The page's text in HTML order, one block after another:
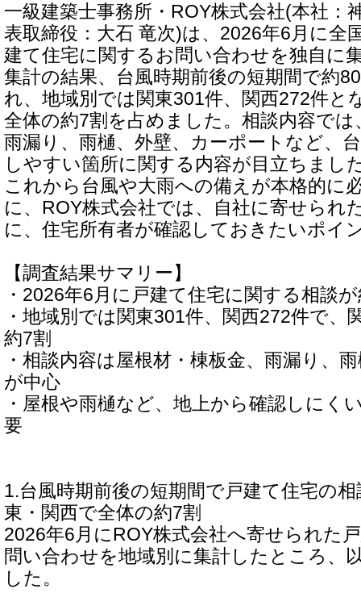
一級建築士事務所・ROY株式会社(本社：
表取締役：大石 竜次)は、2026年6月に全
建て住宅に関するお問い合わせを独自に
集計の結果、台風時期前後の短期間で約
れ、地域別では関東301件、関西272件と
全体の約7割を占めました。相談内容では
雨漏り、雨樋、外壁、カーポートなど、
しやすい箇所に関する内容が目立ちまし
これから台風や大雨への備えが本格的に
に、ROY株式会社では、自社に寄せられ
に、住宅所有者が確認しておきたいポイ
【調査結果サマリー】
・2026年6月に戸建て住宅に関する相談
・地域別では関東301件、関西272件で、
約7割
・相談内容は屋根材・棟板金、雨漏り、
が中心
・屋根や雨樋など、地上から確認しにく
要
1.台風時期前後の短期間で戸建て住宅の
東・関西で全体の約7割
2026年6月にROY株式会社へ寄せられた
問い合わせを地域別に集計したところ、
した。